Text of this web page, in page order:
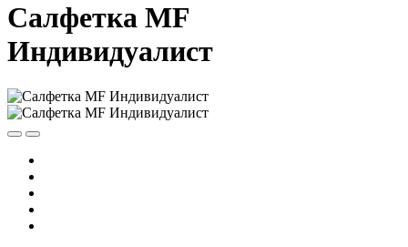
Салфетка MF
Индивидуалист